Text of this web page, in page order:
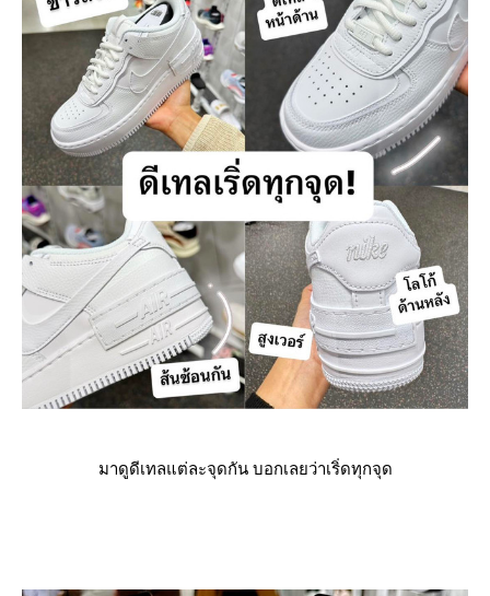
มาดูดีเทลแต่ละจุดกัน บอกเลยว่าเริ่ดทุกจุด